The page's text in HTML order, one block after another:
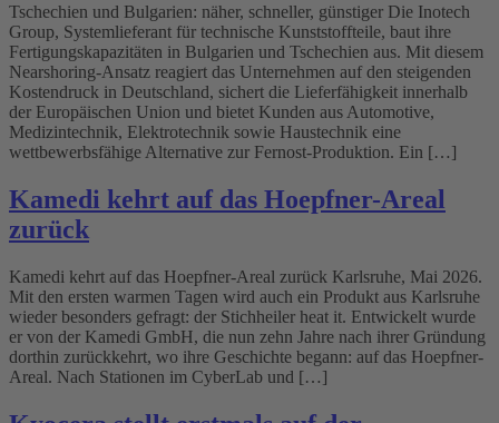
Tschechien und Bulgarien: näher, schneller, günstiger Die Inotech
Group, Systemlieferant für technische Kunststoffteile, baut ihre
Fertigungskapazitäten in Bulgarien und Tschechien aus. Mit diesem
Nearshoring-Ansatz reagiert das Unternehmen auf den steigenden
Kostendruck in Deutschland, sichert die Lieferfähigkeit innerhalb
der Europäischen Union und bietet Kunden aus Automotive,
Medizintechnik, Elektrotechnik sowie Haustechnik eine
wettbewerbsfähige Alternative zur Fernost-Produktion. Ein […]
Kamedi kehrt auf das Hoepfner-Areal
zurück
Kamedi kehrt auf das Hoepfner-Areal zurück Karlsruhe, Mai 2026.
Mit den ersten warmen Tagen wird auch ein Produkt aus Karlsruhe
wieder besonders gefragt: der Stichheiler heat it. Entwickelt wurde
er von der Kamedi GmbH, die nun zehn Jahre nach ihrer Gründung
dorthin zurückkehrt, wo ihre Geschichte begann: auf das Hoepfner-
Areal. Nach Stationen im CyberLab und […]